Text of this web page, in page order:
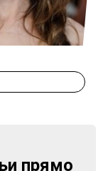
прямо